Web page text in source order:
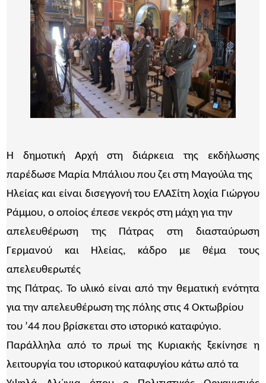
Η δημοτική Αρχή στη διάρκεια της εκδήλωσης
παρέδωσε Μαρία Μπάλιου που ζει στη Μαγούλα της
Ηλείας και είναι δισεγγονή του ΕΛΑΣίτη λοχία Γιώργου
Ράμμου, ο οποίος έπεσε νεκρός στη μάχη για την
απελευθέρωση της Πάτρας στη διασταύρωση
Γερμανού και Ηλείας, κάδρο με θέμα τους
απελευθερωτές
της Πάτρας. Το υλικό είναι από την θεματική ενότητα
για την απελευθέρωση της πόλης στις 4 Οκτωβρίου
του ’44 που βρίσκεται στο ιστορικό καταφύγιο.
Παράλληλα από το πρωί της Κυριακής ξεκίνησε η
λειτουργία του ιστορικού καταφυγίου κάτω από τα